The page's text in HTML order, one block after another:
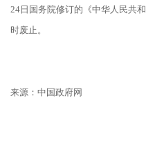
24日国务院修订的《中华人民共
时废止。
来源： 中国政府网